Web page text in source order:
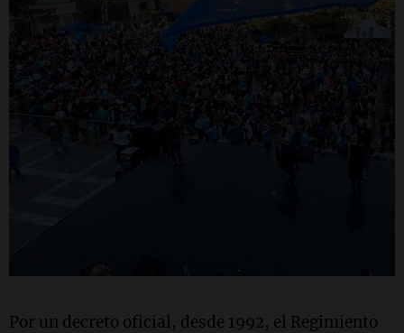
Por un decreto oficial, desde 1992, el Regimiento